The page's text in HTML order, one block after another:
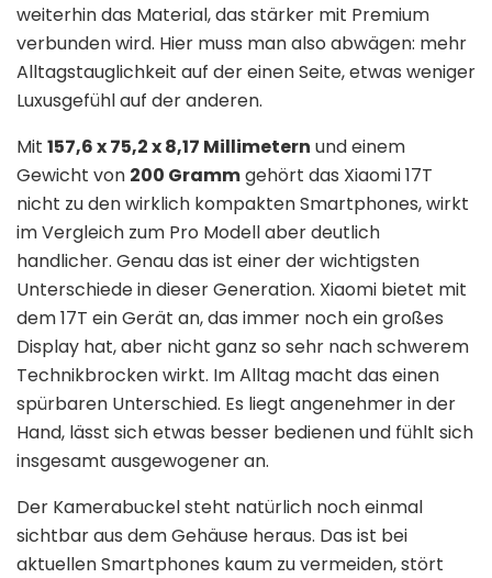
weiterhin das Material, das stärker mit Premium
verbunden wird. Hier muss man also abwägen: mehr
Alltagstauglichkeit auf der einen Seite, etwas weniger
Luxusgefühl auf der anderen.
Mit 157,6 x 75,2 x 8,17 Millimetern und einem
Gewicht von 200 Grammgehört das Xiaomi 17T
nicht zu den wirklich kompakten Smartphones, wirkt
im Vergleich zum Pro Modell aber deutlich
handlicher. Genau das ist einer der wichtigsten
Unterschiede in dieser Generation. Xiaomi bietet mit
dem 17T ein Gerät an, das immer noch ein großes
Display hat, aber nicht ganz so sehr nach schwerem
Technikbrocken wirkt. Im Alltag macht das einen
spürbaren Unterschied. Es liegt angenehmer in der
Hand, lässt sich etwas besser bedienen und fühlt sich
insgesamt ausgewogener an.
Der Kamerabuckel steht natürlich noch einmal
sichtbar aus dem Gehäuse heraus. Das ist bei
aktuellen Smartphones kaum zu vermeiden, stört